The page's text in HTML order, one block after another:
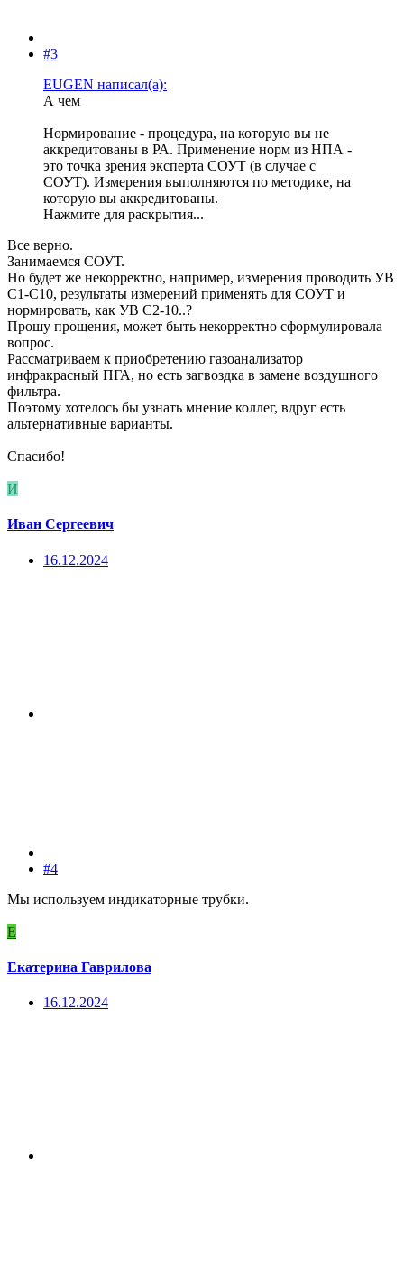
#3
EUGEN написал(а):
А чем
Нормирование - процедура, на которую вы не
аккредитованы в РА. Применение норм из НПА -
это точка зрения эксперта СОУТ (в случае с
СОУТ). Измерения выполняются по методике, на
которую вы аккредитованы.
Нажмите для раскрытия...
Все верно.
Занимаемся СОУТ.
Но будет же некорректно, например, измерения проводить УВ
С1-С10, результаты измерений применять для СОУТ и
нормировать, как УВ С2-10..?
Прошу прощения, может быть некорректно сформулировала
вопрос.
Рассматриваем к приобретению газоанализатор
инфракрасный ПГА, но есть загвоздка в замене воздушного
фильтра.
Поэтому хотелось бы узнать мнение коллег, вдруг есть
альтернативные варианты.
Спасибо!
И
Иван Сергеевич
16.12.2024
#4
Мы используем индикаторные трубки.
Е
Екатерина Гаврилова
16.12.2024